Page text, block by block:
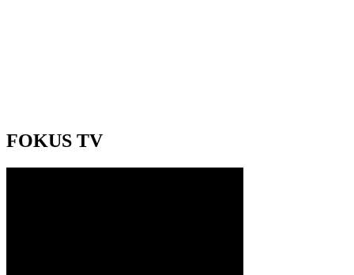
FOKUS TV